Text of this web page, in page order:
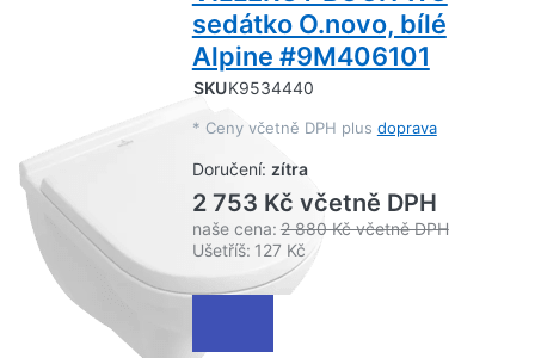
sedátko O.novo, bílé
Alpine #9M406101
SKUK9534440
* Ceny včetně DPH plus doprava
Doručení: zítra
2 753 Kč včetně DPH
naše cena: 2 880 Kč včetně DPH
Ušetříš: 127 Kč